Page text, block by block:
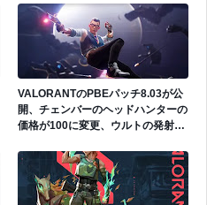
VALORANTのPBEパッチ8.03が公
開、チェンバーのヘッドハンターの
価格が100に変更、ウルトの発射速